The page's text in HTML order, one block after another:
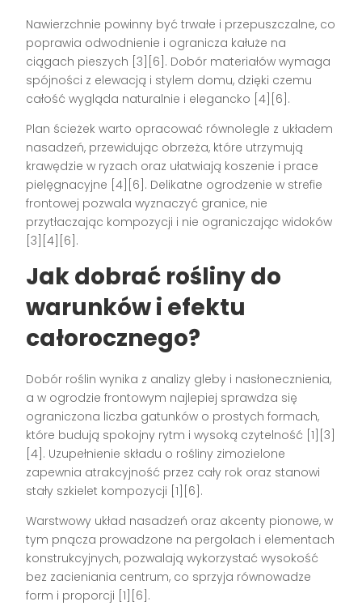
Nawierzchnie powinny być trwałe i przepuszczalne, co
poprawia odwodnienie i ogranicza kałuże na
ciągach pieszych [3][6]. Dobór materiałów wymaga
spójności z elewacją i stylem domu, dzięki czemu
całość wygląda naturalnie i elegancko [4][6].
Plan ścieżek warto opracować równolegle z układem
nasadzeń, przewidując obrzeża, które utrzymują
krawędzie w ryzach oraz ułatwiają koszenie i prace
pielęgnacyjne [4][6]. Delikatne ogrodzenie w strefie
frontowej pozwala wyznaczyć granice, nie
przytłaczając kompozycji i nie ograniczając widoków
[3][4][6].
Jak dobrać rośliny do
warunków i efektu
całorocznego?
Dobór roślin wynika z analizy gleby i nasłonecznienia,
a w ogrodzie frontowym najlepiej sprawdza się
ograniczona liczba gatunków o prostych formach,
które budują spokojny rytm i wysoką czytelność [1][3]
[4]. Uzupełnienie składu o rośliny zimozielone
zapewnia atrakcyjność przez cały rok oraz stanowi
stały szkielet kompozycji [1][6].
Warstwowy układ nasadzeń oraz akcenty pionowe, w
tym pnącza prowadzone na pergolach i elementach
konstrukcyjnych, pozwalają wykorzystać wysokość
bez zacieniania centrum, co sprzyja równowadze
form i proporcji [1][6].